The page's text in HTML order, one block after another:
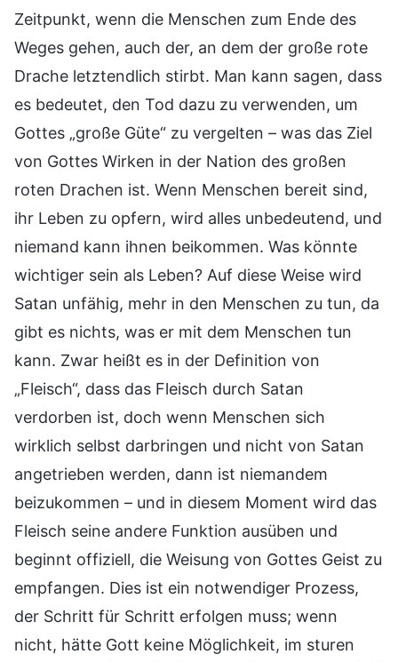
Zeitpunkt, wenn die Menschen zum Ende des
Weges gehen, auch der, an dem der große rote
Drache letztendlich stirbt. Man kann sagen, dass
es bedeutet, den Tod dazu zu verwenden, um
Gottes „große Güte“ zu vergelten – was das Ziel
von Gottes Wirken in der Nation des großen
roten Drachen ist. Wenn Menschen bereit sind,
ihr Leben zu opfern, wird alles unbedeutend, und
niemand kann ihnen beikommen. Was könnte
wichtiger sein als Leben? Auf diese Weise wird
Satan unfähig, mehr in den Menschen zu tun, da
gibt es nichts, was er mit dem Menschen tun
kann. Zwar heißt es in der Definition von
„Fleisch“, dass das Fleisch durch Satan
verdorben ist, doch wenn Menschen sich
wirklich selbst darbringen und nicht von Satan
angetrieben werden, dann ist niemandem
beizukommen – und in diesem Moment wird das
Fleisch seine andere Funktion ausüben und
beginnt offiziell, die Weisung von Gottes Geist zu
empfangen. Dies ist ein notwendiger Prozess,
der Schritt für Schritt erfolgen muss; wenn
nicht, hätte Gott keine Möglichkeit, im sturen